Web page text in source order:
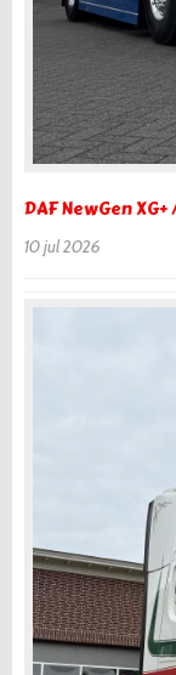
DAF NewGen
10 jul 2026